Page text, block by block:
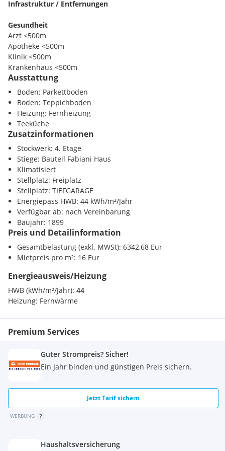
dem Vermieter, noch entsprechend verändert werden.
Verfügbare Flächen:
Bauteil Fabiani Haus:
4. OG: 332,60m² --- EUR 16,00/m²
Bauteil Barichgasse 40-42:
3. OG: 561,07m² --- EUR 15,00/m²
7. OG: 361,02m² (+ 115m² Terrassen + Balkone) --- EUR
15,00/m²
4. OG (Fabiani H.) + 7. OG (Barichg.): 693,11m² (+ 115m²
Terrassen + Balkone) --- EUR 15,47/m²
Betriebskosten:EUR 3,07/m² (inkl. Lift, Heizung)
Parkplätze:
Alle Preise verstehen sich exkl. Mehrwertsteuer.
Anbindung an den öffentlichen Verkehr:
Bus Linie 4A, 77A
S-Bahn Linie 1, 2, 3, 7
Individualverkehr unmittelbar angebunden:
Ungargasse
Infrastruktur / Entfernungen
Gesundheit
Arzt <500m
Apotheke <500m
Klinik <500m
Krankenhaus <500m
Kinder / Schulen
Schule <500m
Kindergarten <500m
Universität <500m
Höhere Schule <500m
Nahversorgung
Supermarkt <500m
Bäckerei <500m
Einkaufszentrum <1000m
Verkehr
U-Bahn <1000m
Bahnhof <500m
Autobahnanschluss <2000m
Sonstige
Post <500m
Polizei <500m
Ausstattung
Boden: Parkettboden
Boden: Teppichboden
Heizung: Fernheizung
Teeküche
Zusatzinformationen
Stockwerk: 4. Etage
Stiege: Bauteil Fabiani Haus
Klimatisiert
Stellplatz: Freiplatz
Stellplatz: TIEFGARAGE
Energiepass HWB: 44 kWh/m²/Jahr
Verfügbar ab: nach Vereinbarung
Baujahr: 1899
Preis und Detailinformation
Gesamtbelastung (exkl. MWSt): 6342,68 Eur
Mietpreis pro m²: 16 Eur
Energieausweis/Heizung
HWB (kWh/m²/Jahr): 44
Heizung: Fernwärme
Premium Services
Guter Strompreis? Sicher!
Ein Jahr binden und günstigen Preis sichern.
Jetzt Tarif sichern
WERBUNG
Haushaltsversicherung